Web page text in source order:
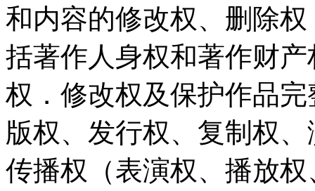
和内容的修改权、删除
括著作人身权和著作财
权．修改权及保护作品
版权、发行权、复制权
传播权（表演权、播放